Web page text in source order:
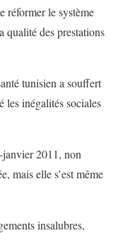
réformer le système
qualité des prestations
tunisien a souffert
les inégalités sociales
2011, non
mais elle s’est même
insalubres,